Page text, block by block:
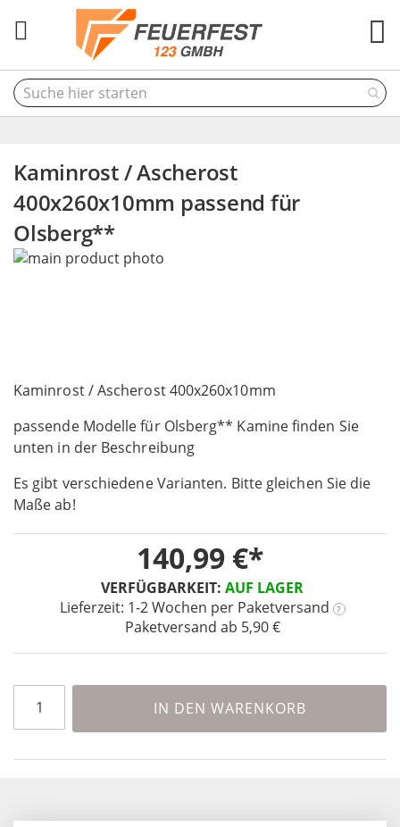
Kaminrost / Ascherost
400x260x10mm passend für
Olsberg**
Kaminrost / Ascherost 400x260x10mm
passende Modelle für Olsberg** Kamine finden Sie
unten in der Beschreibung
Es gibt verschiedene Varianten. Bitte gleichen Sie die
Maße ab!
VERFÜGBARKEIT: AUF LAGER
Lieferzeit: 1-2 Wochen per Paketversand ?
Paketversand ab 5,90 €
140,99 €
IN DEN WARENKORB
Skip
gallery
to
beginning
of
images
gallery